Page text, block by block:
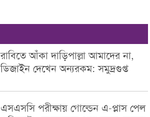
রাবিতে আঁকা দাড়িপাল্লা আমাদের না,
ডিজাইন দেখেন অন্যরকম: সমুদ্রগুপ্ত
এসএসসি পরীক্ষায় গোল্ডেন এ-প্লাস পেল